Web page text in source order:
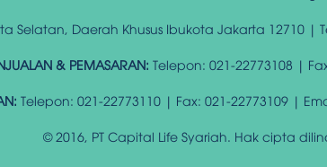
Selatan, Daerah Khusus Ibukota Jakarta 12710 |
& PEMASARAN: Telepon: 021-22773108 |
Telepon: 021-22773110 | Fax: 021-22773109 |
© 2016, PT Capital Life Syariah. Hak cipta